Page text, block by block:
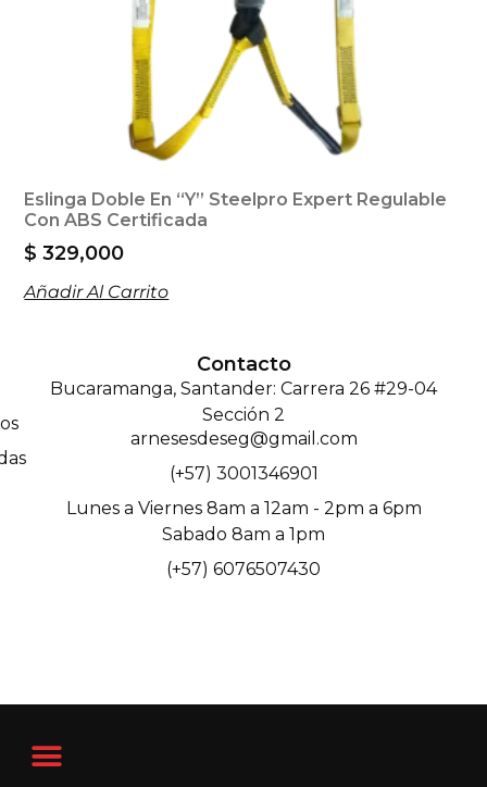
Eslinga Doble En “Y” Steelpro Expert Regulable
Con ABS Certificada
$ 329,000
Añadir Al Carrito
Contacto
Bucaramanga, Santander: Carrera 26 #29-04
Sección 2
arnesesdeseg@gmail.com
(+57) 3001346901
Lunes a Viernes 8am a 12am - 2pm a 6pm
Sabado 8am a 1pm
(+57) 6076507430